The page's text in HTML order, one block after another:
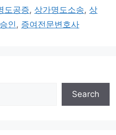
도공증, 상가명도소송, 상
인 , 증여전문변호사
Search